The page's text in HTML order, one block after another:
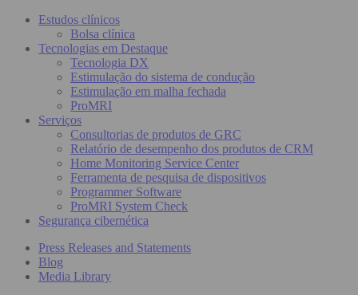
Estudos clínicos
Bolsa clínica
Tecnologias em Destaque
Tecnologia DX
Estimulação do sistema de condução
Estimulação em malha fechada
ProMRI
Serviços
Consultorias de produtos de GRC
Relatório de desempenho dos produtos de CRM
Home Monitoring Service Center
Ferramenta de pesquisa de dispositivos
Programmer Software
ProMRI System Check
Segurança cibernética
Press Releases and Statements
Blog
Media Library